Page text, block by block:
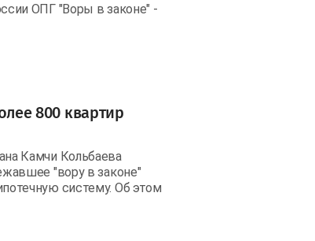
ОПГ "Воры в законе" -
800 квартир
Камчи Кольбаева
"вору в законе"
систему. Об этом